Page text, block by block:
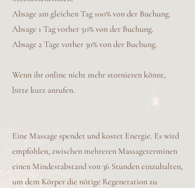
Absage am gleichen Tag 100% von der Buchung.
Absage 1 Tag vorher 50% von der Buchung.
Absage 2 Tage vorher 30% von der Buchung.
Wenn ihr online nicht mehr stornieren könnt,
bitte kurz anrufen.
Eine Massage spendet und kostet Energie. Es wird
empfohlen, zwischen mehreren Massageterminen
einen Mindestabstand von 36 Stunden einzuhalten,
um dem Körper die nötige Regeneration zu